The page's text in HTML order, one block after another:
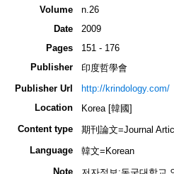
Volume
n.26
Date
2009
Pages
151 - 176
Publisher
印度哲學會
Publisher Url
http://krindology.com/
Location
Korea [韓國]
Content type
期刊論文=Journal
Language
韓文=Korean
Note